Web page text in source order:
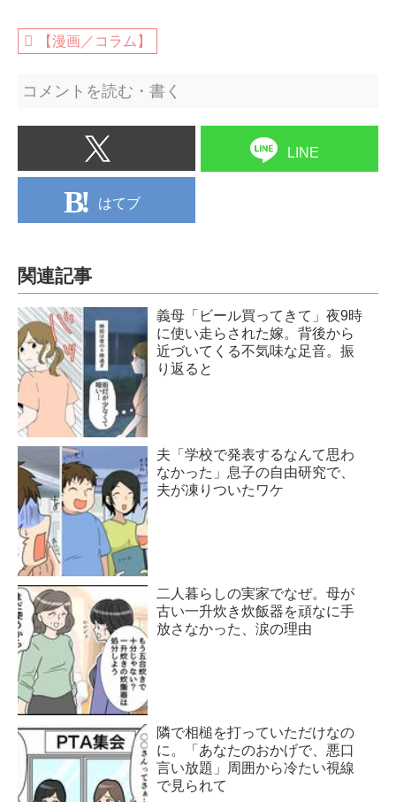
【漫画／コラム】
コメントを読む・書く
LINE
はてブ
関連記事
義母「ビール買ってきて」夜9時
に使い走らされた嫁。背後から
近づいてくる不気味な足音。振
り返ると
夫「学校で発表するなんて思わ
なかった」息子の自由研究で、
夫が凍りついたワケ
二人暮らしの実家でなぜ。母が
古い一升炊き炊飯器を頑なに手
放さなかった、涙の理由
隣で相槌を打っていただけなの
に。「あなたのおかげで、悪口
言い放題」周囲から冷たい視線
で見られて